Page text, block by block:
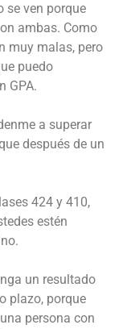
se ven porque
ambas. Como
muy malas, pero
puedo
GPA.
a superar
después de un
424 y 410,
estén
un resultado
plazo, porque
persona con